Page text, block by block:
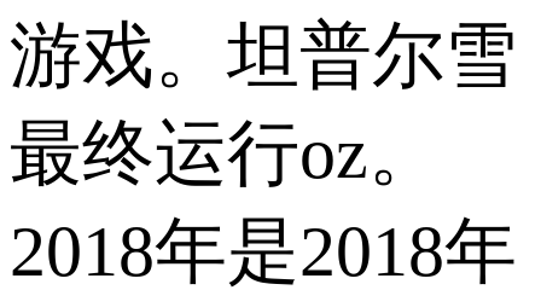
游戏。坦普尔雪
最终运行oz。
2018年是2018年